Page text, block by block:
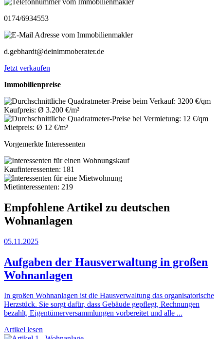
0174/6934553
d.gebhardt@deinimmoberater.de
Jetzt verkaufen
Immobilienpreise
Kaufpreis: Ø 3.200 €/m²
Mietpreis: Ø 12 €/m²
Vorgemerkte Interessenten
Kaufinteressenten: 181
Mietinteressenten: 219
Empfohlene Artikel zu deutschen
Wohnanlagen
05.11.2025
Aufgaben der Hausverwaltung in großen
Wohnanlagen
In großen Wohnanlagen ist die Hausverwaltung das organisatorische
Herzstück. Sie sorgt dafür, dass Gebäude gepflegt, Rechnungen
bezahlt, Eigentümerversammlungen vorbereitet und alle ...
Artikel lesen